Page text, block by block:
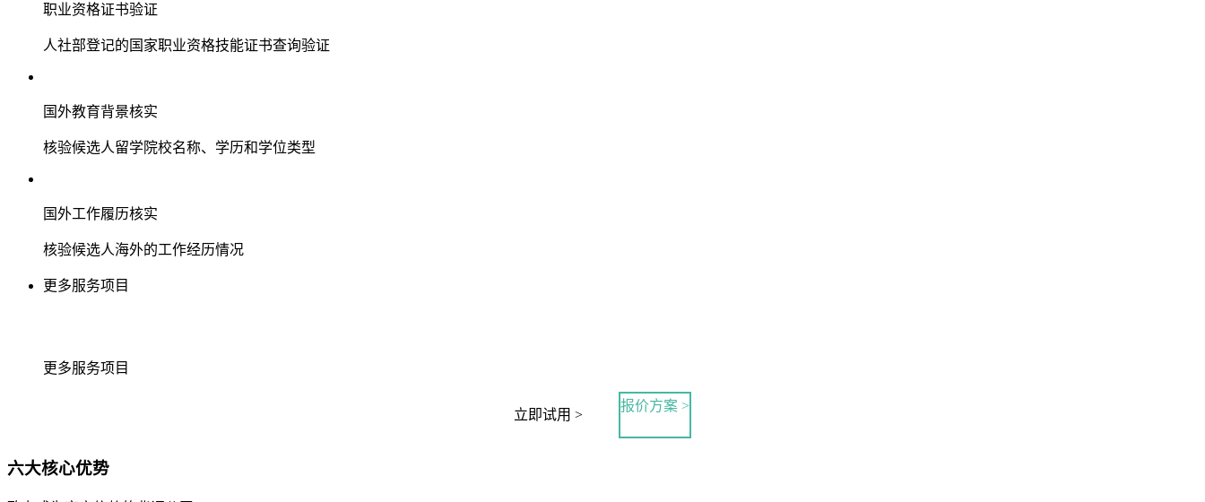
职业资格证书验证
人社部登记的国家职业资格技能证书查询验证
国外教育背景核实
核验候选人留学院校名称、学历和学位类型
国外工作履历核实
核验候选人海外的工作经历情况
更多服务项目
更多服务项目
立即试用 >
报价方案 >
六大核心优势